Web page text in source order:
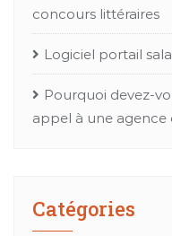
concours littéraires
Logiciel portail
Pourquoi devez-
appel à une agence
Catégories